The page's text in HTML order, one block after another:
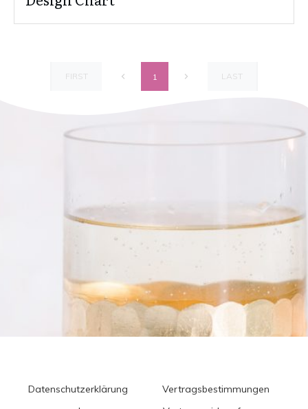
FIRST 1 LAST
Datenschutzerklärung
Vertragsbestimmungen